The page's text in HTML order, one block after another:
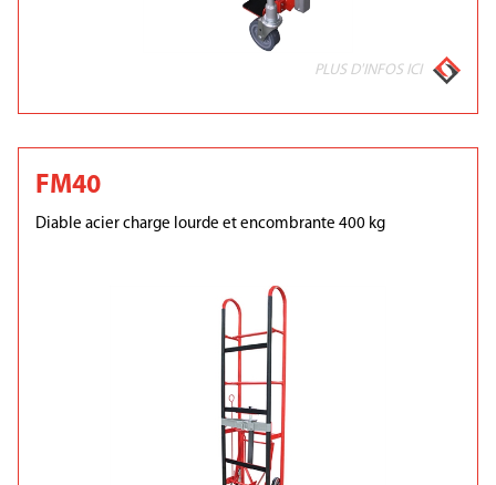
PLUS D'INFOS ICI
FM40
Diable acier charge lourde et encombrante 400 kg